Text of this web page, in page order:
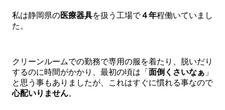
私は静岡県の医療器具を扱う工場で４年程働いていまし
た。
クリーンルームでの勤務で専用の服を着たり、脱いだり
するのに時間がかかり、最初の頃は「 面倒くさいなぁ 」
と思う事もありましたが、これはすぐに慣れる事なので
心配いりません。